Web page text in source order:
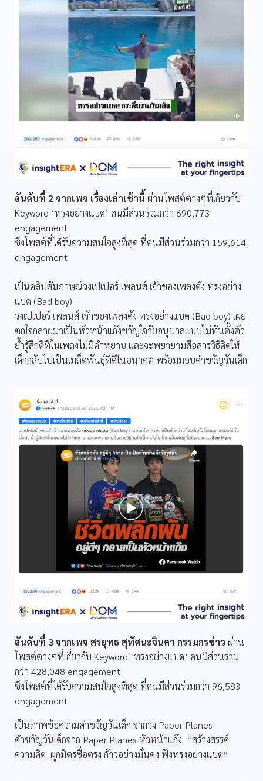
อันดับที่ 2 จากเพจ เรื่องเล่าเช้านี้ ผ่านโพสต์ต่างๆที่เกี่ยวกับ
Keyword ‘ทรงอย่างแบด’ คนมีส่วนร่วมกว่า 690,773
engagement
ซึ่งโพสต์ที่ได้รับความสนใจสูงที่สุด ที่คนมีส่วนร่วมกว่า 159,614
engagement
เป็นคลิปสัมภาษณ์วงเปเปอร์ เพลนส์ เจ้าของเพลงดัง ทรงอย่าง
แบด (Bad boy)
วงเปเปอร์ เพลนส์ เจ้าของเพลงดัง ทรงอย่างแบด (Bad boy) เผย
ตกใจกลายมาเป็นหัวหน้าแก๊งขวัญใจวัยอนุบาลแบบไม่ทันตั้งตัว
ย้ำรู้สึกดีที่ในเพลงไม่มีคำหยาบ และจะพยายามสื่อสารวิธีคิดให้
เด็กกลับไปเป็นเมล็ดพันธุ์ที่ดีในอนาคต พร้อมมอบคำขวัญวันเด็ก
อันดับที่ 3 จากเพจ สรยุทธ สุทัศนะจินดา กรรมกรข่าว ผ่าน
โพสต์ต่างๆที่เกี่ยวกับ Keyword ‘ทรงอย่างแบด’ คนมีส่วนร่วม
กว่า 428,048 engagement
ซึ่งโพสต์ที่ได้รับความสนใจสูงที่สุด ที่คนมีส่วนร่วมกว่า 96,583
engagement
เป็นภาพข้อความคำขวัญวันเด็ก จากวง Paper Planes
คำขวัญวันเด็กจาก Paper Planes หัวหน้าแก๊ง ⁣ “สร้างสรรค์
ความคิด ⁣ ผูกมิตรซื่อตรง⁣ ก้าวอย่างมั่นคง⁣ ฟังทรงอย่างแบด”⁣ ⁣